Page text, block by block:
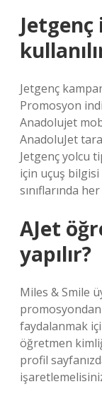
Jetgenç
Promosyon
Anadolujet
AnadoluJet
Jetgenç yolcu
için uçuş
sınıflarında
AJet
yapılır?
Miles & Smile
faydalanmak
öğretmen
profil